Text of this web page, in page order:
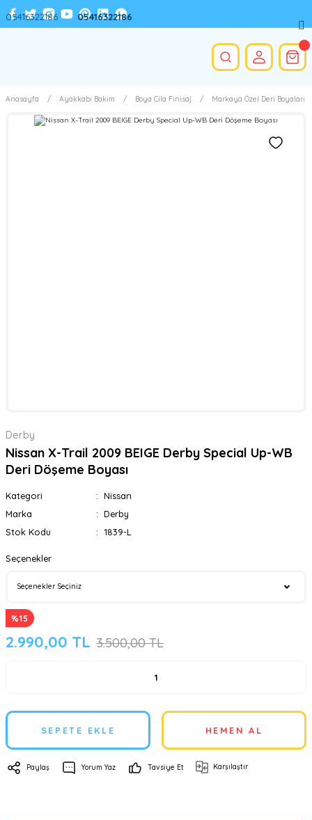
Anasayfa Ayakkabı Bakım Boya Cila Finisaj Markaya Özel Deri Boyaları
Derby
Nissan X-Trail 2009 BEIGE Derby Special Up-WB
Deri Döşeme Boyası
Kategori
Nissan
Marka
Derby
Stok Kodu
1839-L
Seçenekler
%15
2.990,00 TL 3.500,00 TL
SEPETE EKLE HEMEN AL
Paylaş Yorum Yaz Tavsiye Et Karşılaştır
05416322186 05416322186